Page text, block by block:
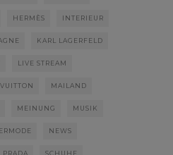
HERMÈS INTERIEUR
KARL LAGERFELD
LIVE STREAM
MAILAND
MEINUNG MUSIK
NEWS
PRADA SCHUHE